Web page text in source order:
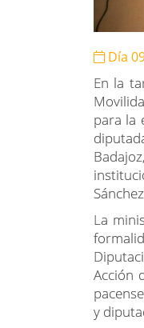
Día
En la
para la
La
Acción
y